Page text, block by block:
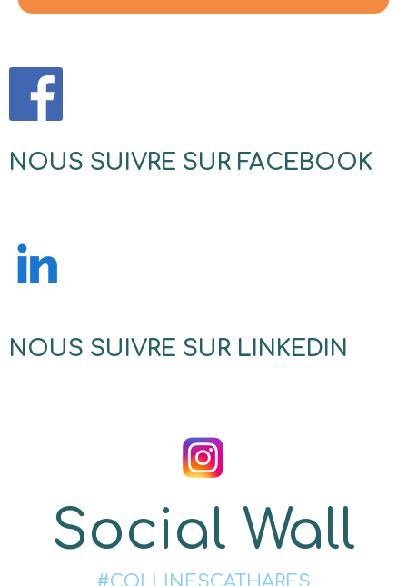
NOUS SUIVRE SUR FACEBOOK
NOUS SUIVRE SUR LINKEDIN
Social Wall